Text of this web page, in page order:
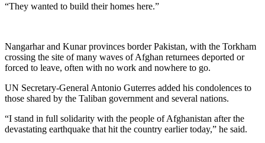
“They wanted to build their homes here.”
Nangarhar and Kunar provinces border Pakistan, with the Torkham
crossing the site of many waves of Afghan returnees deported or
forced to leave, often with no work and nowhere to go.
UN Secretary-General Antonio Guterres added his condolences to
those shared by the Taliban government and several nations.
“I stand in full solidarity with the people of Afghanistan after the
devastating earthquake that hit the country earlier today,” he said.